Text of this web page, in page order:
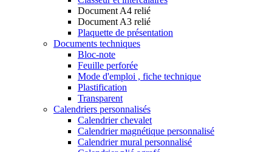
Document A4 relié
Document A3 relié
Plaquette de présentation
Documents techniques
Bloc-note
Feuille perforée
Mode d'emploi , fiche technique
Plastification
Transparent
Calendriers personnalisés
Calendrier chevalet
Calendrier magnétique personnalisé
Calendrier mural personnalisé